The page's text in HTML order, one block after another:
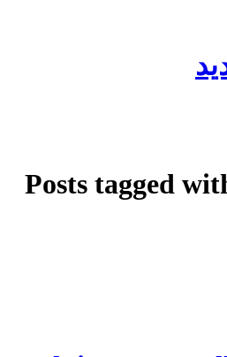
Posts tagged